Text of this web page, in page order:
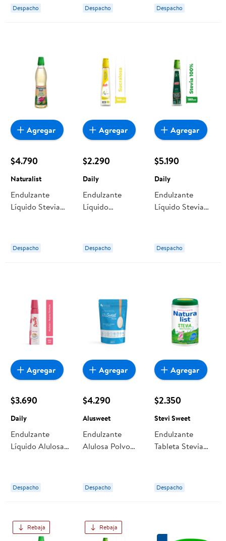
unidades Daily
Despacho
Biofoods
Despacho Despacho
$4.790
Naturalist
Endulzante
Líquido Stevia
Despacho
Agregar
$2.290
Daily
Endulzante
Líquido
Despacho
Agregar
$5.190
Daily
Endulzante
Líquido Stevia
Despacho
Agregar
$3.690
Daily
Endulzante
Líquido Alulosa
Despacho
Agregar
$4.290
Alusweet
Endulzante
Alulosa Polvo
Despacho
Agregar
$2.350
Stevi Sweet
Endulzante
Tableta Stevia
Sweet
Despacho
Agregar
Rebaja Rebaja